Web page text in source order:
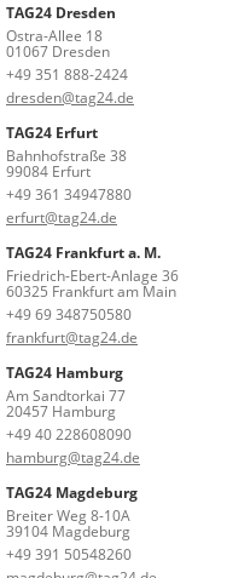
TAG24 Dresden
Ostra-Allee 18
01067 Dresden
+49 351 888-2424
dresden@tag24.de
TAG24 Erfurt
Bahnhofstraße 38
99084 Erfurt
+49 361 34947880
erfurt@tag24.de
TAG24 Frankfurt a. M.
Friedrich-Ebert-Anlage 36
60325 Frankfurt am Main
+49 69 348750580
frankfurt@tag24.de
TAG24 Hamburg
Am Sandtorkai 77
20457 Hamburg
+49 40 228608090
hamburg@tag24.de
TAG24 Magdeburg
Breiter Weg 8-10A
39104 Magdeburg
+49 391 50548260